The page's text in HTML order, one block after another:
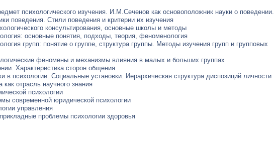
психологического изучения. И.М.Сеченов как основоположник науки о поведении.
поведения. Стили поведения и критерии их изучения
консультирования, основные школы и методы
основные понятия, подходы, теория, феноменология
групп: понятие о группе, структура группы. Методы изучения групп и групповых
феномены и механизмы влияния в малых и больших группах
Характеристика сторон общения
в психологии. Социальные установки. Иерархическая структура диспозиций личности
как отрасль научного знания
психологии
современной юридической психологии
управления
проблемы психологии здоровья